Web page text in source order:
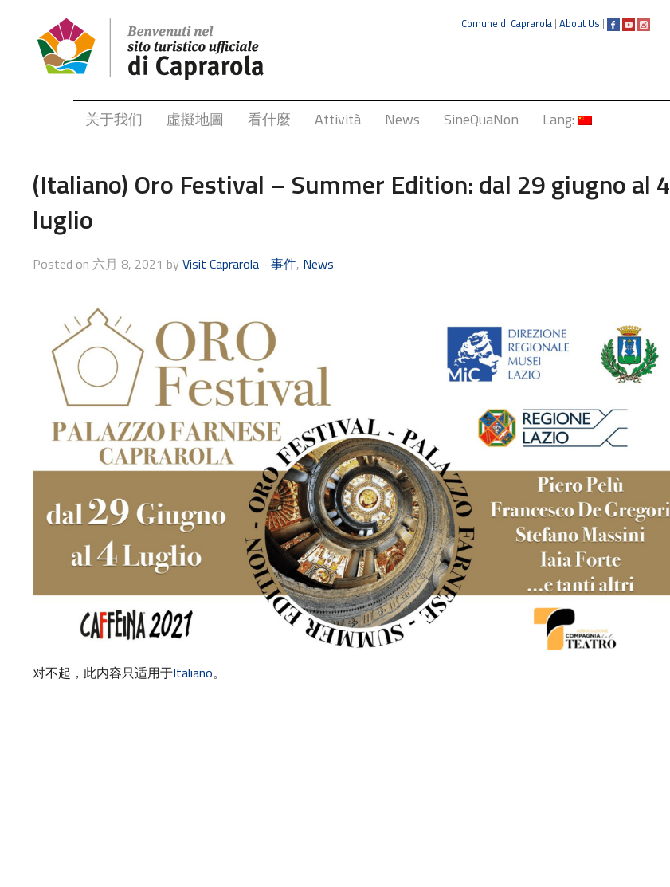
Comune di Caprarola |About Us |
关于我们 虛擬地圖 看什麼 Attività News SineQuaNon
Lang:
English
(Italiano) Oro Festival – Summer Edition: dal 29 giugno al 4
luglio
Posted on 六月 8, 2021 by Visit Caprarola- 事件, News
对不起，此内容只适用于Italiano。